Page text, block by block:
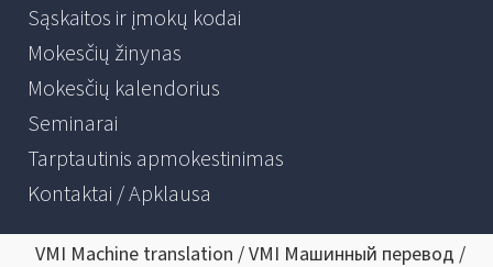
Sąskaitos ir įmokų kodai
Mokesčių žinynas
Mokesčių kalendorius
Seminarai
Tarptautinis apmokestinimas
Kontaktai / Apklausa
VMI Machine translation / VMI Машинный перевод /